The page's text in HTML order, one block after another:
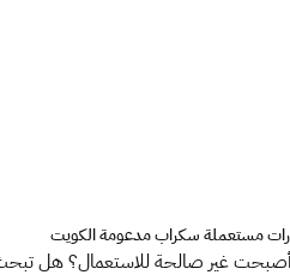
مستعملة سكراب مدعومة الكويت
غير صالحة للاستعمال؟ هل